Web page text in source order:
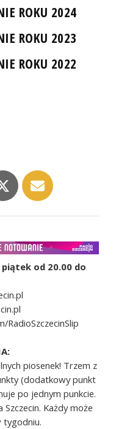
ROKU 2024
ROKU 2023
ROKU 2022
od 20.00 do
RadioSzczecinSlip
piosenek! Trzem z
(dodatkowy punkt
po jednym punkcie.
Szczecin. Każdy może
tygodniu.